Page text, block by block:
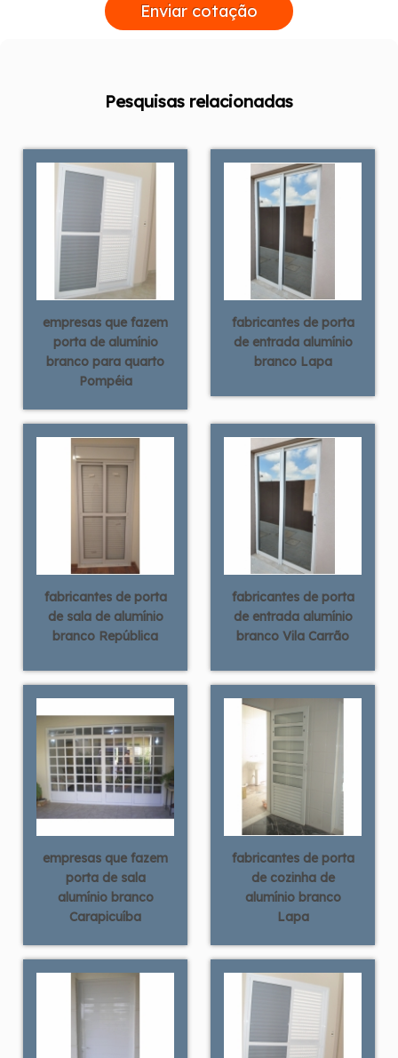
Enviar cotação
Pesquisas relacionadas
empresas que fazem
porta de alumínio
branco para quarto
Pompéia
fabricantes de porta
de entrada alumínio
branco Lapa
fabricantes de porta
de sala de alumínio
branco República
fabricantes de porta
de entrada alumínio
branco Vila Carrão
empresas que fazem
porta de sala
alumínio branco
Carapicuíba
fabricantes de porta
de cozinha de
alumínio branco
Lapa